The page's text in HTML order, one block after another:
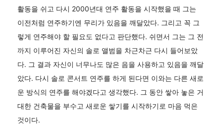
활동을 쉬고 다시 2000년대 연주 활동을 시작했을 때 그는
이전처럼 연주하기엔 무리가 있음을 깨달았다. 그리고 꼭 그
렇게 연주해야 할 필요도 없다고 판단했다. 쉬면서 그는 그 전
까지 이루어진 자신의 솔로 앨범을 차근차근 다시 들어보았
다. 그 결과 자신이 너무나도 많은 음을 사용하고 있음을 깨달
았다. 다시 솔로 콘서트 연주를 하게 된다면 이와는 다른 새로
운 방식의 연주를 해야겠다고 생각했다. 그 동안 쌓아 놓은 거
대한 건축물을 부수고 새로운 쌓기를 시작하기로 마음 먹은
것이다.